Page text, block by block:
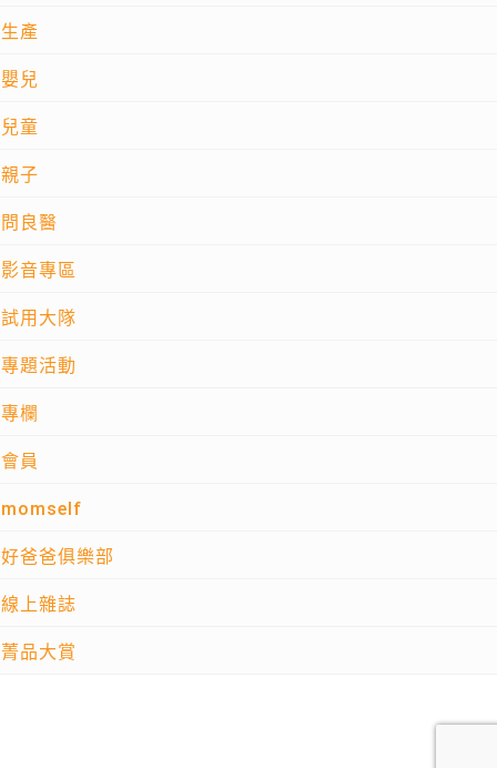
生產
嬰兒
兒童
親子
問良醫
影音專區
試用大隊
專題活動
專欄
會員
momself
好爸爸俱樂部
線上雜誌
菁品大賞